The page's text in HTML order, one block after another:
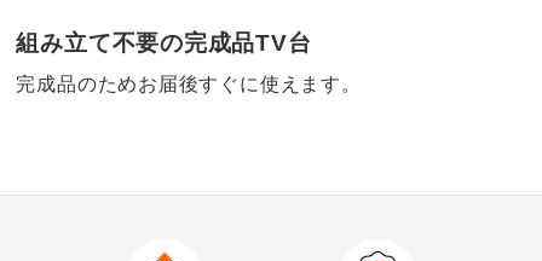
組み立て不要の完成品TV台
完成品のためお届後すぐに使えます。